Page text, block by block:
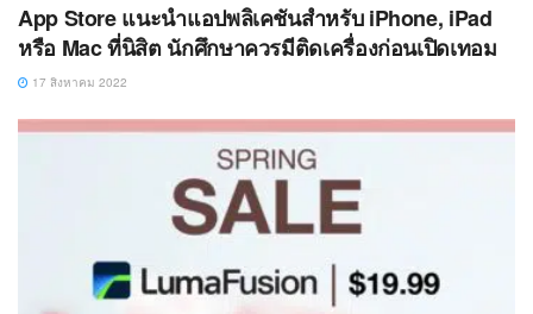
App Store แนะนำแอปพลิเคชันสำหรับ iPhone, iPad
หรือ Mac ที่นิสิต นักศึกษาควรมีติดเครื่องก่อนเปิดเทอม
17 สิงหาคม 2022